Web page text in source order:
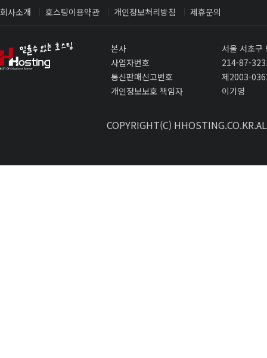
회사소개 호스팅이용약관 개인정보처리방침 제휴문의
본사
사업자번호
통신판매신고번호
개인정보보호 책임자
서울 서초구
214-87-
제2003-
이기영
COPYRIGHT(C)